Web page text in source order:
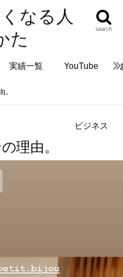
なる人
た
search
実績一覧 YouTube
。
ビジネス
理由。